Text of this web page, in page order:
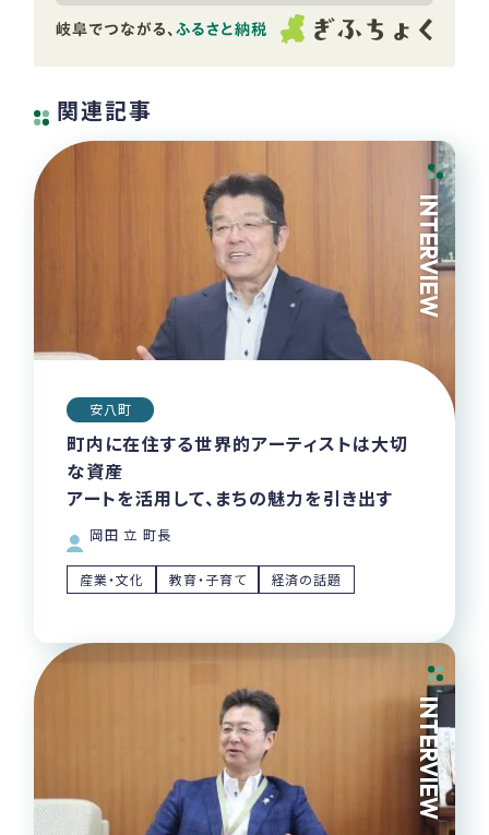
関連記事
INTERVIEW
安八町
町内に在住する世界的アーティストは大切
な資産
アートを活用して、まちの魅力を引き出す
岡田 立 町長
産業・文化 教育・子育て 経済の話題
INTERVIEW